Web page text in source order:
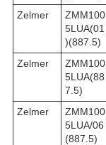
Zelmer
ZMM100
5LUA(01
)(887.5)
Zelmer
ZMM100
5LUA(88
7.5)
Zelmer
ZMM100
5LUA/06
(887.5)